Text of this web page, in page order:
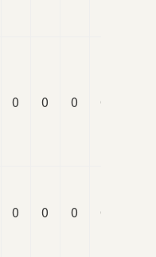
0 0 0 0
0 0 0 0